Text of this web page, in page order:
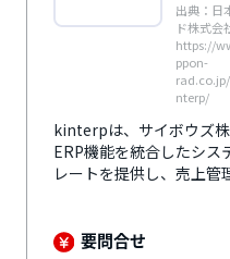
出典：日
ド株式会
https://
ppon-
nterp/
kinterpは、サイボウズ
ERP機能を統合したシス
レートを提供し、売上
機能を標準搭載。企業
です。また、インボイ
え、法的要件にも対応。
要問合せ